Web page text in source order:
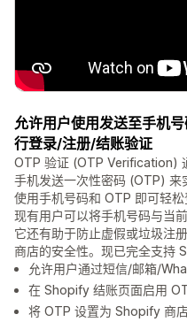
允许用户使用发送至手机
行登录/注册/结账验证
OTP 验证 (OTP Verification)
手机发送一次性密码 (OTP) 来
使用手机号码和 OTP 即可轻松
现有用户可以将手机号码与当
它还有助于防止虚假或垃圾注
商店的安全性。现已完全支持
允许用户通过短信/邮箱/
在 Shopify 结账页面启用
将 OTP 设置为 Shopify 商